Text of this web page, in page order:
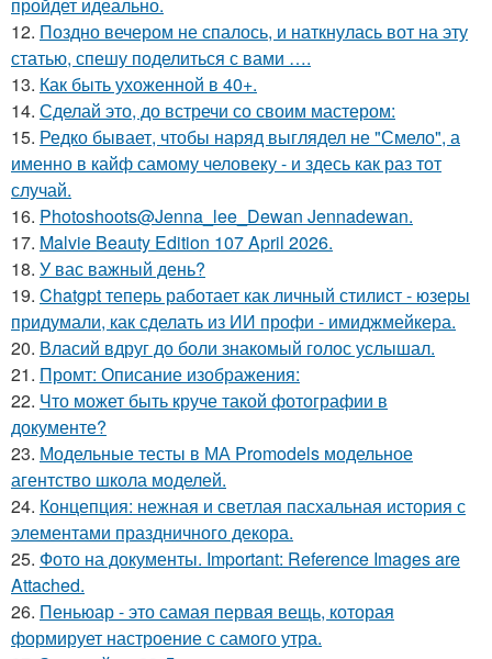
12. Поздно вечером не спалось, и наткнулась вот на эту
статью, спешу поделиться с вами ….
13. Как быть ухоженной в 40+.
14. Сделай это, до встречи со своим мастером:
15. Редко бывает, чтобы наряд выглядел не "Смело", а
именно в кайф самому человеку - и здесь как раз тот
случай.
16. Photoshoots@Jenna_lee_Dewan Jennadewan.
17. Malvie Beauty Edition 107 April 2026.
18. У вас важный день?
19. Chatgpt теперь работает как личный стилист - юзеры
придумали, как сделать из ИИ профи - имиджмейкера.
20. Власий вдруг до боли знакомый голос услышал.
21. Промт: Описание изображения:
22. Что может быть круче такой фотографии в
документе?
23. Модельные тесты в МА Promodels модельное
агентство школа моделей.
24. Концепция: нежная и светлая пасхальная история с
элементами праздничного декора.
25. Фото на документы. Important: Reference Images are
Attached.
26. Пеньюар - это самая первая вещь, которая
формирует настроение с самого утра.